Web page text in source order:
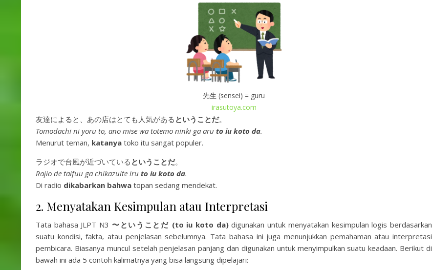
先生 (sensei) = guru
irasutoya.com
友達によると、あの店はとても人気がある ということだ。
Tomodachi ni yoru to, ano mise wa totemo ninki ga aru to iu koto da.
Menurut teman, katanya toko itu sangat populer.
ラジオで台風が近づいている ということだ。
Rajio de taifuu ga chikazuite iru to iu koto da.
Di radio dikabarkan bahwa topan sedang mendekat.
2. Menyatakan Kesimpulan atau Interpretasi
Tata bahasa JLPT N3 〜ということだ (to iu koto da)digunakan untuk menyatakan kesimpulan logis berdasarkan
suatu kondisi, fakta, atau penjelasan sebelumnya. Tata bahasa ini juga menunjukkan pemahaman atau interpretasi
pembicara. Biasanya muncul setelah penjelasan panjang dan digunakan untuk menyimpulkan suatu keadaan. Berikut di
bawah ini ada 5 contoh kalimatnya yang bisa langsung dipelajari: